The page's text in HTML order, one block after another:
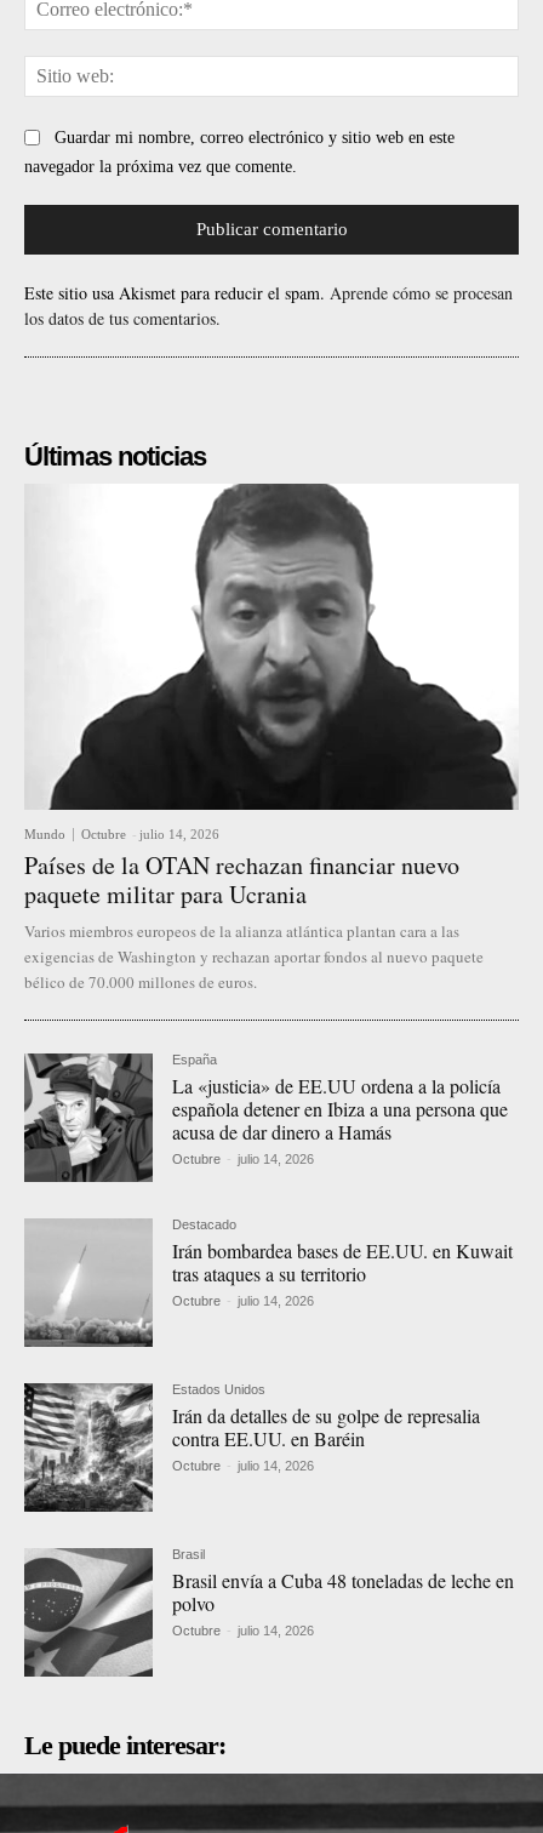
Guardar mi nombre, correo electrónico y sitio web en este
navegador la próxima vez que comente.
Este sitio usa Akismet para reducir el spam. Aprende cómo se procesan
los datos de tus comentarios.
Últimas noticias
Mundo Octubre - julio 14, 2026
Países de la OTAN rechazan financiar nuevo
paquete militar para Ucrania
Varios miembros europeos de la alianza atlántica plantan cara a las
exigencias de Washington y rechazan aportar fondos al nuevo paquete
bélico de 70.000 millones de euros.
España
La «justicia» de EE.UU ordena a la policía
española detener en Ibiza a una persona que
acusa de dar dinero a Hamás
Octubre - julio 14, 2026
Destacado
Irán bombardea bases de EE.UU. en Kuwait
tras ataques a su territorio
Octubre - julio 14, 2026
Estados Unidos
Irán da detalles de su golpe de represalia
contra EE.UU. en Baréin
Octubre - julio 14, 2026
Brasil
Brasil envía a Cuba 48 toneladas de leche en
polvo
Octubre - julio 14, 2026
Le puede interesar: